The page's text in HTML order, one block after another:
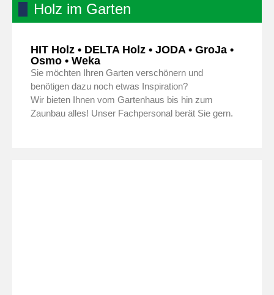
Holz im Garten
HIT Holz • DELTA Holz • JODA • GroJa •
Osmo • Weka
Sie möchten Ihren Garten verschönern und
benötigen dazu noch etwas Inspiration?
Wir bieten Ihnen vom Gartenhaus bis hin zum
Zaunbau alles! Unser Fachpersonal berät Sie gern.